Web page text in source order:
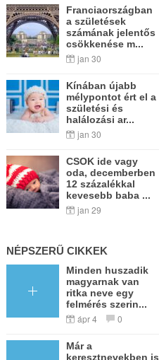
Franciaországban
a születések
számának jelentős
csökkenése m...
jan 30
Kínában újabb
mélypontot ért el a
születési és
halálozási ar...
jan 30
CSOK ide vagy
oda, decemberben
12 százalékkal
kevesebb baba ...
jan 29
NÉPSZERŰ CIKKEK
Minden huszadik
magyarnak van
ritka neve egy
felmérés szerin...
ápr 4 0
Már a
keresztnevekben is